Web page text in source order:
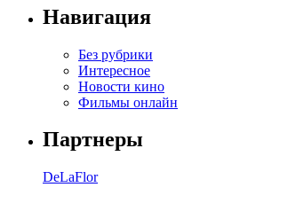
Навигация
Без рубрики
Интересное
Новости кино
Фильмы онлайн
Партнеры
DeLaFlor